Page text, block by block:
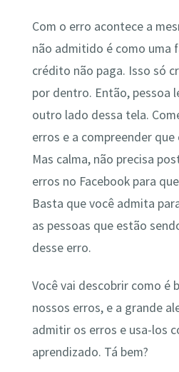
Com o erro acontece a
não admitido é como uma
crédito não paga. Isso só
por dentro. Então, pessoa
outro lado dessa tela.
erros e a compreender
Mas calma, não precisa
erros no Facebook para
Basta que você admita
as pessoas que estão
desse erro.
Você vai descobrir como é
nossos erros, e a grande
admitir os erros e usa-los
aprendizado. Tá bem?